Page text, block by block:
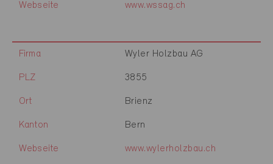
Webseite www.wssag.ch
Firma Wyler Holzbau AG
PLZ 3855
Ort Brienz
Kanton Bern
Webseite www.wylerholzbau.ch